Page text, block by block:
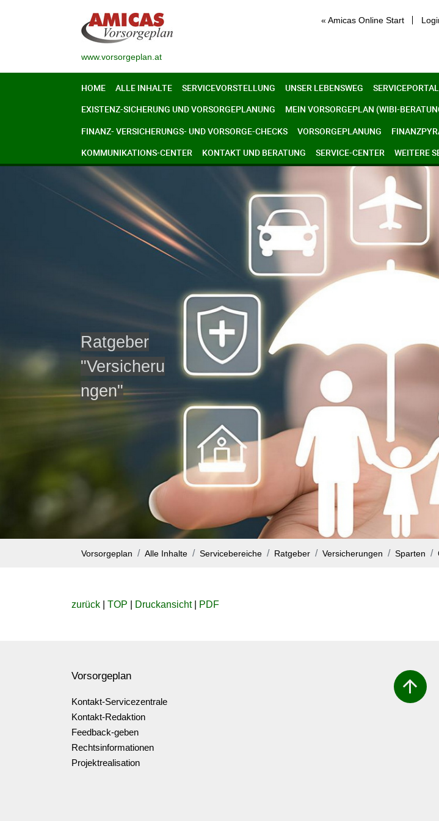
« Amicas Online Start
www.vorsorgeplan.at
HOME ALLE INHALTE SERVICEVORSTELLUNG UNSER LEBENSWEG
EXISTENZ-SICHERUNG UND VORSORGEPLANUNG
MEIN VORSORGEPLAN (WIBI-
FINANZ- VERSICHERUNGS- UND VORSORGE-CHECKS
VORSORGEPLANUNG
KOMMUNIKATIONS-CENTER
KONTAKT UND BERATUNG SERVICE-CENTER WEITERE
Ratgeber
"Versicheru
ngen"
Vorsorgeplan Alle Inhalte Servicebereiche Ratgeber Versicherungen Sparten
zurück TOP Druckansicht| PDF
arrow_upward
Vorsorgeplan
Kontakt-Servicezentrale
Kontakt-Redaktion
Feedback-geben
Rechtsinformationen
Projektrealisation